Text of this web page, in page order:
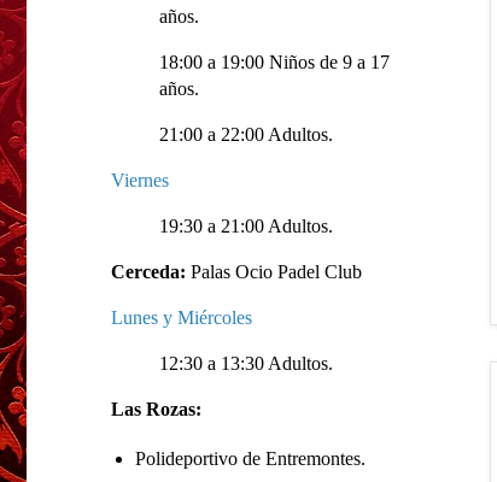
años.
18:00 a 19:00 Niños de 9 a 17
años.
21:00 a 22:00 Adultos.
Viernes
19:30 a 21:00 Adultos.
Cerceda: Palas Ocio Padel Club
Lunes y Miércoles
12:30 a 13:30 Adultos.
Las Rozas:
Polideportivo de Entremontes.